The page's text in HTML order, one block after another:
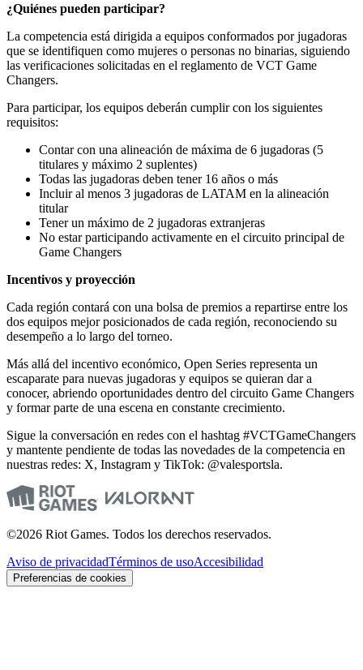
¿Quiénes pueden participar?
La competencia está dirigida a equipos conformados por jugadoras
que se identifiquen como mujeres o personas no binarias, siguiendo
las verificaciones solicitadas en el reglamento de VCT Game
Changers.
Para participar, los equipos deberán cumplir con los siguientes
requisitos:
Contar con una alineación de máxima de 6 jugadoras (5
titulares y máximo 2 suplentes)
Todas las jugadoras deben tener 16 años o más
Incluir al menos 3 jugadoras de LATAM en la alineación
titular
Tener un máximo de 2 jugadoras extranjeras
No estar participando activamente en el circuito principal de
Game Changers
Incentivos y proyección
Cada región contará con una bolsa de premios a repartirse entre los
dos equipos mejor posicionados de cada región, reconociendo su
desempeño a lo largo del torneo.
Más allá del incentivo económico, Open Series representa un
escaparate para nuevas jugadoras y equipos se quieran dar a
conocer, abriendo oportunidades dentro del circuito Game Changers
y formar parte de una escena en constante crecimiento.
Sigue la conversación en redes con el hashtag #VCTGameChangers
y mantente pendiente de todas las novedades de la competencia en
nuestras redes: X, Instagram y TikTok: @valesportsla.
©2026 Riot Games. Todos los derechos reservados.
Aviso de privacidadTérminos de usoAccesibilidad
Preferencias de cookies